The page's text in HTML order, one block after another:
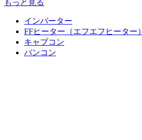
もっと見る
インバーター
FFヒーター（エフエフヒーター）
キャブコン
バンコン